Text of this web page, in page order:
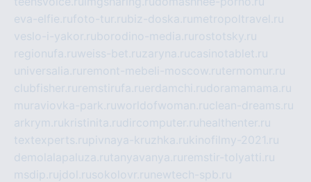
eva-elfie.rufoto-tur.rubiz-doska.ru metropoltravel.ru
veslo-i-yakor.ruborodino-media.ru rostotsky.ru
regionufa.ruweiss-bet.ruzaryna.rucasinotablet.ru
universalia.ru remont-mebeli-moscow.rutermomur.ru
clubfisher.ru remstirufa.ruerdamchi.rudoramamama.ru
muraviovka-park.ruworldofwoman.ruclean-dreams.ru
arkrym.rukristinita.rudircomputer.ru healthenter.ru
textexperts.rupivnaya-kruzhka.rukinofilmy-2021.ru
demolalapaluza.rutanyavanya.ru remstir-tolyatti.ru
msdip.ru jdol.rusokolovr.ru newtech-spb.ru